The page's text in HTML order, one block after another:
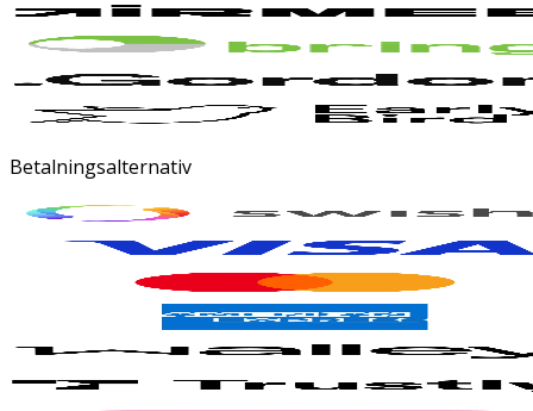
Betalningsalternativ